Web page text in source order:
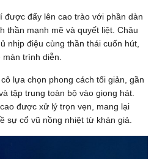
được đẩy lên cao trào với phần dàn
thần mạnh mẽ và quyết liệt. Châu
nhịp điệu cùng thần thái cuốn hút,
trình diễn.
lựa chọn phong cách tối giản, gần
tập trung toàn bộ vào giọng hát.
được xử lý trọn vẹn, mang lại
sự cổ vũ nồng nhiệt từ khán giả.